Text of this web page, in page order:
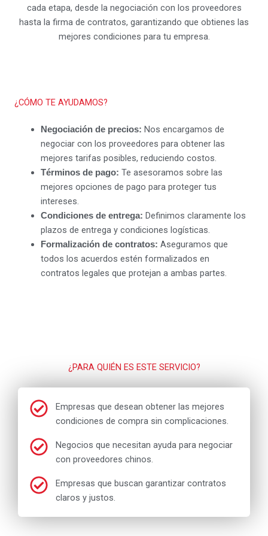
cada etapa, desde la negociación con los proveedores
hasta la firma de contratos, garantizando que obtienes las
mejores condiciones para tu empresa.
¿CÓMO TE AYUDAMOS?
Negociación de precios: Nos encargamos de
negociar con los proveedores para obtener las
mejores tarifas posibles, reduciendo costos.
Términos de pago: Te asesoramos sobre las
mejores opciones de pago para proteger tus
intereses.
Condiciones de entrega: Definimos claramente los
plazos de entrega y condiciones logísticas.
Formalización de contratos: Aseguramos que
todos los acuerdos estén formalizados en
contratos legales que protejan a ambas partes.
¿PARA QUIÉN ES ESTE SERVICIO?
Empresas que desean obtener las mejores
condiciones de compra sin complicaciones.
Negocios que necesitan ayuda para negociar
con proveedores chinos.
Empresas que buscan garantizar contratos
claros y justos.